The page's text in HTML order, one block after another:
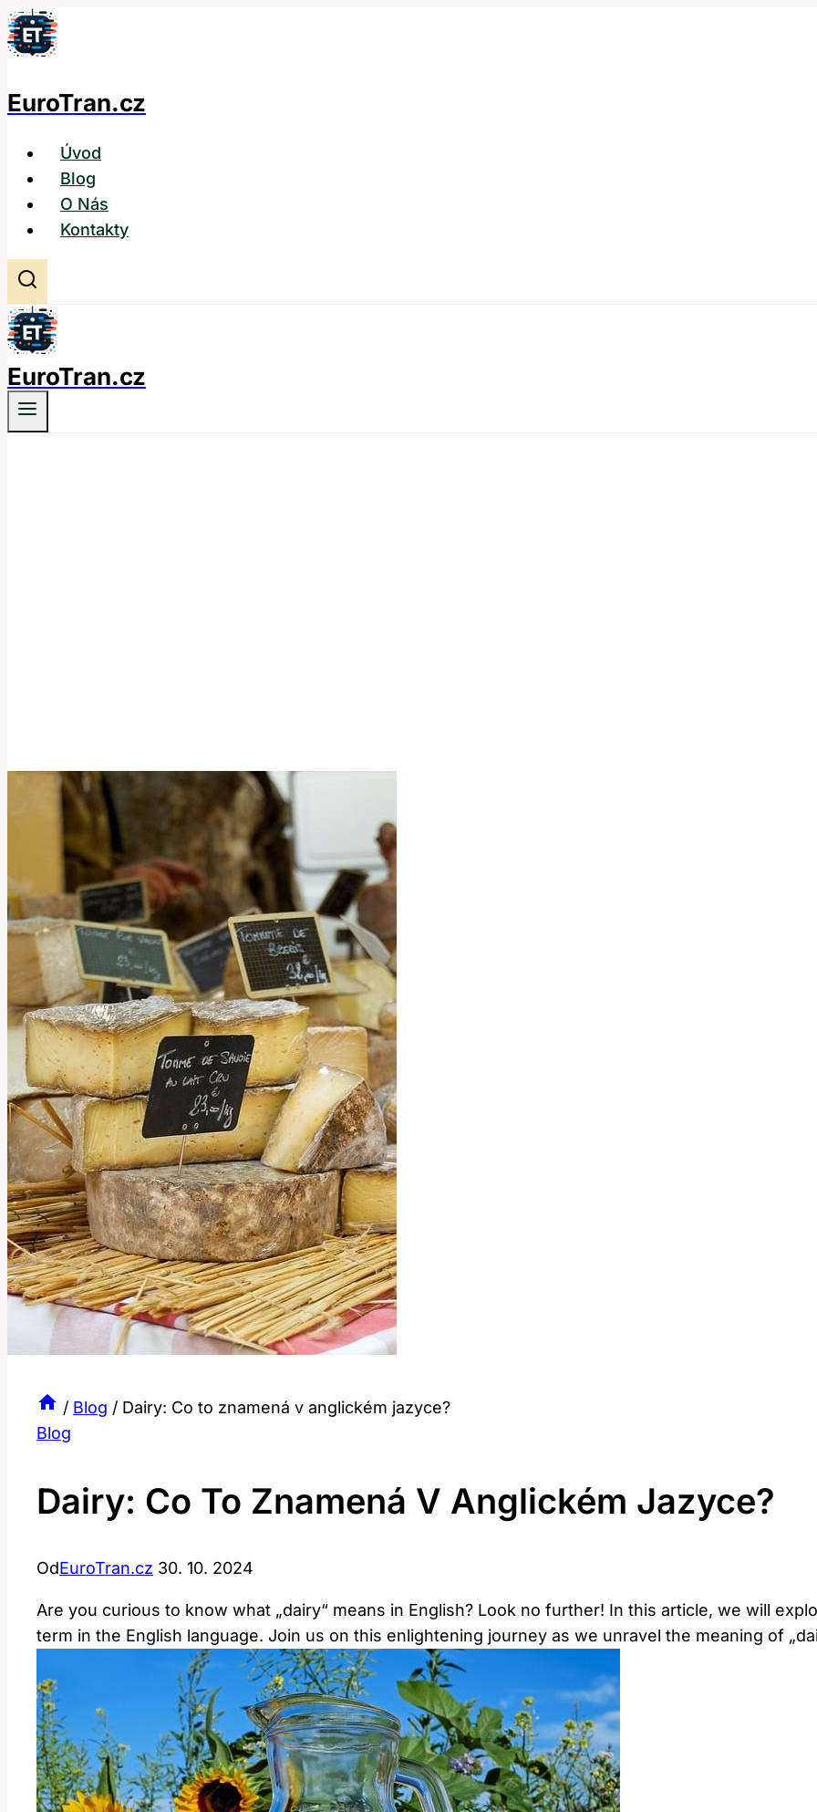
Přeskočit
na
EuroTran.cz
Úvod
Blog
O Nás
Kontakty
EuroTran.cz
/ Blog / Dairy: Co to znamená v anglickém jazyce?
Blog
Dairy: Co To Znamená V Anglickém Jazyce?
OdEuroTran.cz 30. 10. 2024
Are you curious to know what „dairy“ means in English? Look no further! In this article, we will
term in the English language. Join us on this enlightening journey as we unravel the meaning of